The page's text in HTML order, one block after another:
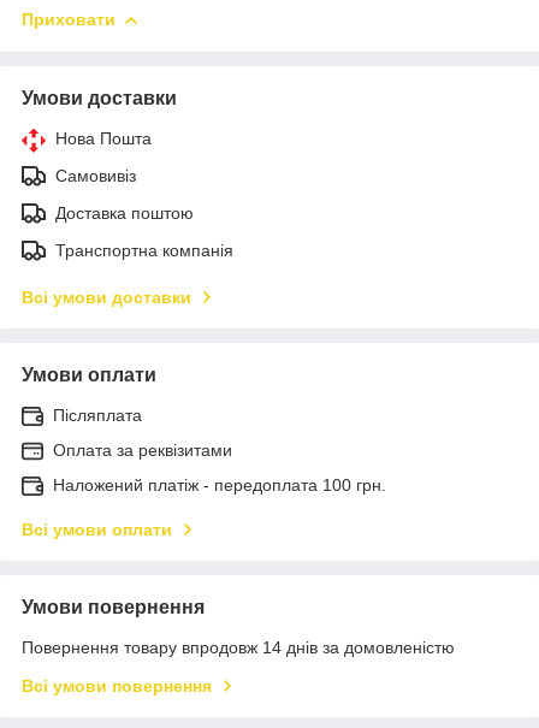
Приховати
Умови доставки
Нова Пошта
Самовивіз
Доставка поштою
Транспортна компанія
Всі умови доставки
Умови оплати
Післяплата
Оплата за реквізитами
Наложений платіж - передоплата 100 грн.
Всі умови оплати
Умови повернення
Повернення товару впродовж 14 днів за домовленістю
Всі умови повернення